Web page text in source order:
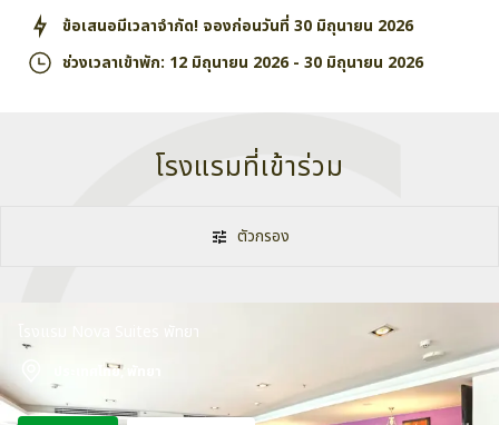
ข้อเสนอมีเวลาจำกัด! จองก่อนวันที่30 มิถุนายน 2026
ช่วงเวลาเข้าพัก: 12 มิถุนายน 2026- 30 มิถุนายน 2026
โรงแรมที่เข้าร่วม
ตัวกรอง
โรงแรม Nova Suites พัทยา
ประเทศไทย,